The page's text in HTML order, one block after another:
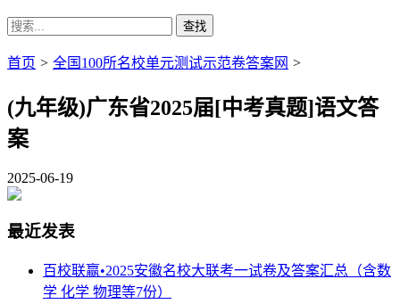
首页 > 全国100所名校单元测试示范卷答案网 >
(九年级)广东省2025届[中考真题]语文答
案
2025-06-19
最近发表
百校联赢•2025安徽名校大联考一试卷及答案汇总（含数
学 化学 物理等7份）